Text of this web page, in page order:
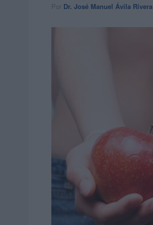
Por Dr. José Manuel Ávila Rivera